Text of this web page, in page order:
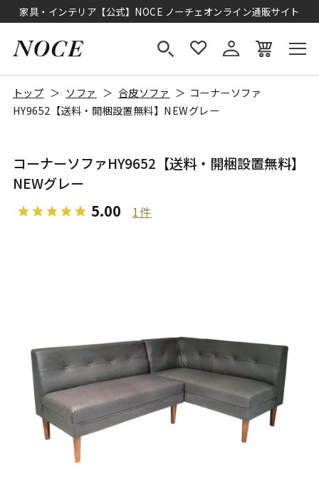
家具・インテリア【公式】NOCE ノーチェオンライン通販サイト
トップ ソファ 合皮ソファ
コーナーソファ
HY9652【送料・開梱設置無料】NEWグレー
コーナーソファHY9652【送料・開梱設置無料】
NEWグレー
5.00 1件